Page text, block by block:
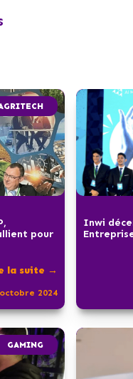
pour
la suite →
2024
Inwi
GAMING